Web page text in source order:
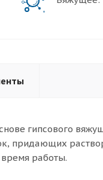
гипсового
придающих
работы.